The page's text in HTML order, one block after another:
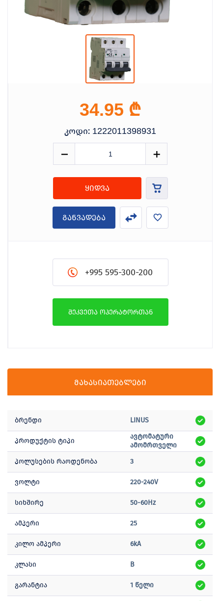
34.95 ₾
კოდი: 1222011398931
ყიდვა
განვადება
+995 595-300-200
შეკვეთა ოპერატორთან
მახასიათებლები
ბრენდი LINUS
პროდუქტის ტიპი
ავტომატური
ამომრთველი
პოლუსების რაოდენობა
3
ვოლტი 220-240V
სიხშირე 50-60Hz
ამპერი 25
კილო ამპერი 6kA
კლასი B
გარანტია 1 წელი